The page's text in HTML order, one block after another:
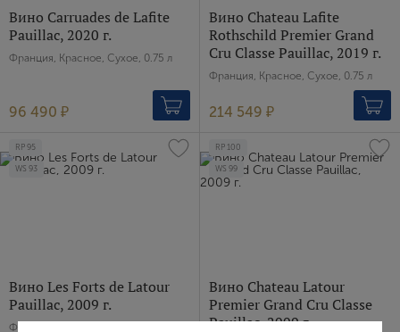
Вино Carruades de Lafite
Pauillac, 2020 г.
Франция, Красное, Сухое, 0.75 л
96 490 ₽
Вино Chateau Lafite
Rothschild Premier Grand
Cru Classe Pauillac, 2019 г.
Франция, Красное, Сухое, 0.75 л
214 549 ₽
RP 95
WS 93
Вино Les Forts de Latour
Pauillac, 2009 г.
Франция, Красное, Сухое, 0.75 л
RP 100
WS 99
Вино Chateau Latour
Premier Grand Cru Classe
Pauillac, 2009 г.